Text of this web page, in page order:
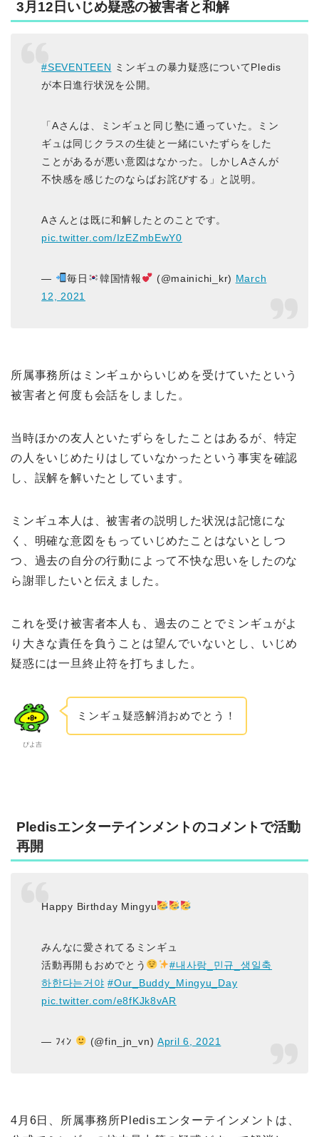
3月12日いじめ疑惑の被害者と和解
#SEVENTEEN ミンギュの暴力疑惑についてPledis
が本日進行状況を公開。
「Aさんは、ミンギュと同じ塾に通っていた。ミン
ギュは同じクラスの生徒と一緒にいたずらをした
ことがあるが悪い意図はなかった。しかしAさんが
不快感を感じたのならばお詫びする」と説明。
Aさんとは既に和解したとのことです。
pic.twitter.com/IzEZmbEwY0
— 毎日 韓国情報 (@mainichi_kr) March
12, 2021
所属事務所はミンギュからいじめを受けていたという
被害者と何度も会話をしました。
当時ほかの友人といたずらをしたことはあるが、特定
の人をいじめたりはしていなかったという事実を確認
し、誤解を解いたとしています。
ミンギュ本人は、被害者の説明した状況は記憶にな
く、明確な意図をもっていじめたことはないとしつ
つ、過去の自分の行動によって不快な思いをしたのな
ら謝罪したいと伝えました。
これを受け被害者本人も、過去のことでミンギュがよ
り大きな責任を負うことは望んでいないとし、いじめ
疑惑には一旦終止符を打ちました。
ぴよ吉
ミンギュ疑惑解消おめでとう！
Pledisエンターテインメントのコメントで活動
再開
Happy Birthday Mingyu
みんなに愛されてるミンギュ
活動再開もおめでとう
#내사랑_민규_생일축
하한다는거야 #Our_Buddy_Mingyu_Day
pic.twitter.com/e8fKJk8vAR
— ﾌｨﾝ (@fin_jn_vn) April 6, 2021
4月6日、所属事務所Pledisエンターテインメントは、